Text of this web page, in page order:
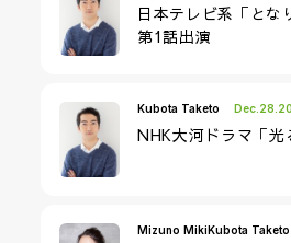
日本テレビ系「とな
第1話出演
Kubota Taketo
NHK大河ドラマ「光
Mizuno MikiKubota Taketo